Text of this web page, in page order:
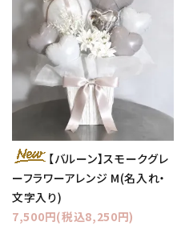
【バルーン】スモークグレ
ーフラワーアレンジ M(名入れ・
文字入り)
7,500円(税込8,250円)